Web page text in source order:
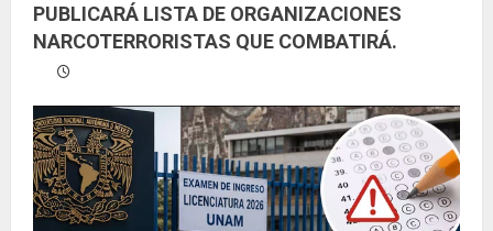
PUBLICARÁ LISTA DE ORGANIZACIONES
NARCOTERRORISTAS QUE COMBATIRÁ.